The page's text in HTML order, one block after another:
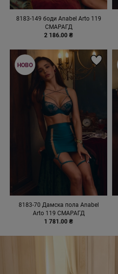
8183-149 боди Anabel Arto 119
СМАРАГД
2 186.00 ₴
8183-70 Дамска пола Anabel
Arto 119 СМАРАГД
1 781.00 ₴
НОВО